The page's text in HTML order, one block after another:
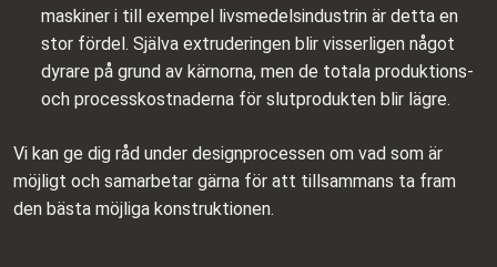
maskiner i till exempel livsmedelsindustrin är detta en
stor fördel. Själva extruderingen blir visserligen något
dyrare på grund av kärnorna, men de totala produktions-
och processkostnaderna för slutprodukten blir lägre.
Vi kan ge dig råd under designprocessen om vad som är
möjligt och samarbetar gärna för att tillsammans ta fram
den bästa möjliga konstruktionen.